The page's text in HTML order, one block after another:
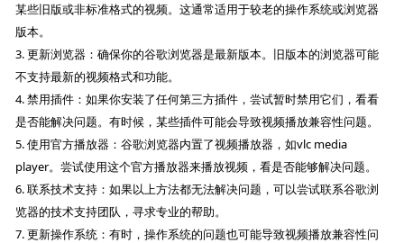
某些旧版或非标准格式的视频。这通常适用于较老的操作系统或浏览器
版本。
3. 更新浏览器：确保你的谷歌浏览器是最新版本。旧版本的浏览器可能
不支持最新的视频格式和功能。
4. 禁用插件：如果你安装了任何第三方插件，尝试暂时禁用它们，看看
是否能解决问题。有时候，某些插件可能会导致视频播放兼容性问题。
5. 使用官方播放器：谷歌浏览器内置了视频播放器，如vlc media
player。尝试使用这个官方播放器来播放视频，看是否能够解决问题。
6. 联系技术支持：如果以上方法都无法解决问题，可以尝试联系谷歌浏
览器的技术支持团队，寻求专业的帮助。
7. 更新操作系统：有时，操作系统的问题也可能导致视频播放兼容性问